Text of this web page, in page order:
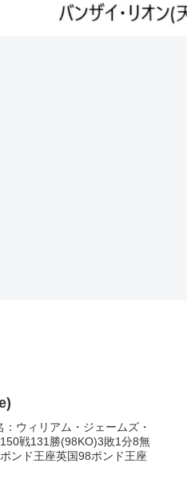
ウィリアム・ジェームズ・
戦131勝(98KO)3敗1分8無
ンド王座英国98ポンド王座